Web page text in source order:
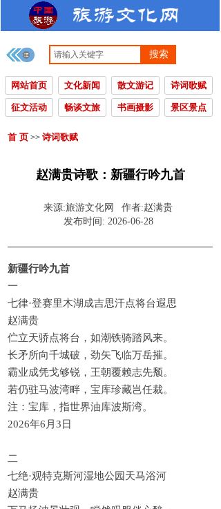
搜索
网站首页 文化新闻 散文游记 诗词歌赋
征文活动 畅谈文旅 书画摄影 景区景点
首 页 >> 诗词歌赋
赵满贵诗歌：新疆行吟九首
来源:旅游文化网 作者:赵满贵
发布时间: 2026-06-28
新疆行吟九首
一
七律·登赛里木湖成吉思汗点将台遐思
赵满贵
伫立天骄点将台，如潮铁骑踏风来。
长矛所向千城破，劲矢飞临万岳摧。
霸业成凭戈够锐，王朝覆赖志先颓。
若仍驻马波湾畔，宝库珍藏岂任裁。
注：宝库，指世界油库波斯湾。
2026年6月3日
二
七绝·观特克斯河湿地公园天马浴河
赵满贵